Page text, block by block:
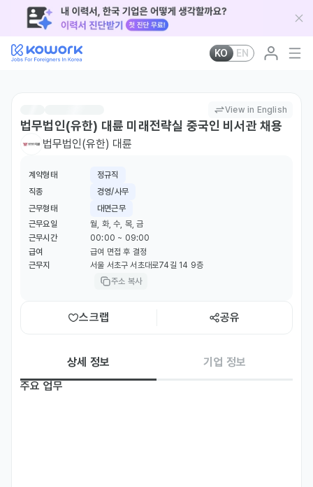
KO EN
View in English
법무법인(유한) 대륜 미래전략실 중국인 비서관 채용
법무법인(유한) 대륜
계약형태
정규직
직종
경영/사무
근무형태
대면근무
근무요일
월, 화, 수, 목, 금
근무시간
00:00 ~ 09:00
급여
급여 면접 후 결정
근무지
서울 서초구 서초대로74길 14 9층
주소 복사
스크랩 공유
상세 정보
기업 정보
주요 업무